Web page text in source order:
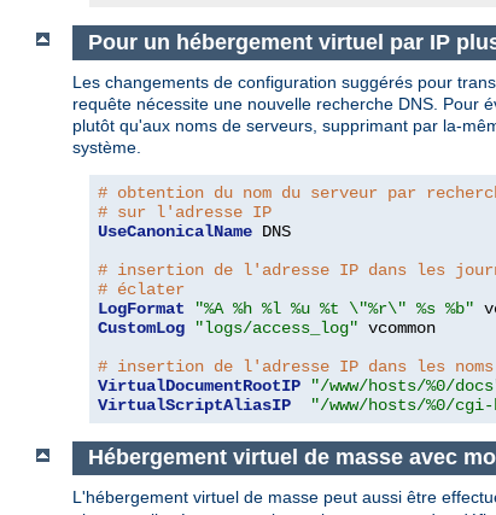
Pour un hébergement virtuel par IP
Les changements de configuration suggérés pour
requête nécessite une nouvelle recherche DNS. Pour
plutôt qu'aux noms de serveurs, supprimant par la-
système.
# obtention du nom du serveur par
# sur l'adresse IP
UseCanonicalName DNS
# insertion de l'adresse IP dans les
# éclater
LogFormat
"%A %h %l %u %t \"%r\" %s %b"
CustomLog
"logs/access_log" vcommon
# insertion de l'adresse IP dans les
VirtualDocumentRootIP
"/www/hosts/%0/
VirtualScriptAliasIP
"/www/hosts/%0/
Hébergement virtuel de masse avec
L'hébergement virtuel de masse peut aussi être